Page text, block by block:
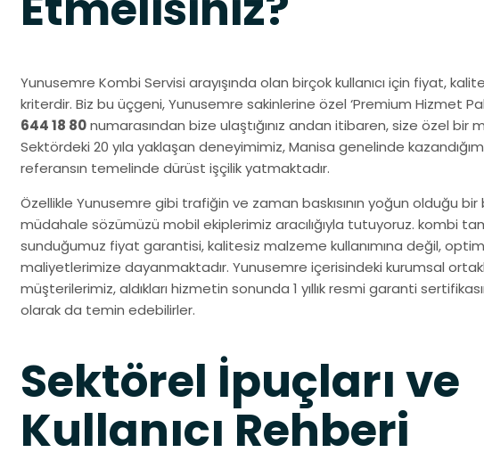
Yunusemre Kombi Servisi arayışında olan birçok kullanıcı için fiyat,
kriterdir. Biz bu üçgeni, Yunusemre sakinlerine özel ‘Premium Hizmet
644 18 80numarasından bize ulaştığınız andan itibaren, size özel bir
Sektördeki 20 yıla yaklaşan deneyimimiz, Manisa genelinde
referansın temelinde dürüst işçilik yatmaktadır.
Özellikle Yunusemre gibi trafiğin ve zaman baskısının yoğun olduğu bir
müdahale sözümüzü mobil ekiplerimiz aracılığıyla tutuyoruz. kombi
sunduğumuz fiyat garantisi, kalitesiz malzeme kullanımına değil,
maliyetlerimize dayanmaktadır. Yunusemre içerisindeki kurumsal
müşterilerimiz, aldıkları hizmetin sonunda 1 yıllık resmi garanti
olarak da temin edebilirler.
Sektörel İpuçları ve
Kullanıcı Rehberi